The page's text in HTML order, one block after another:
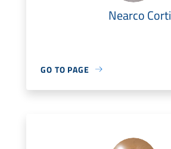
Nearco Corti
GO TO PAGE